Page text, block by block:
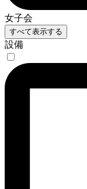
女子会
すべて表示する
設備